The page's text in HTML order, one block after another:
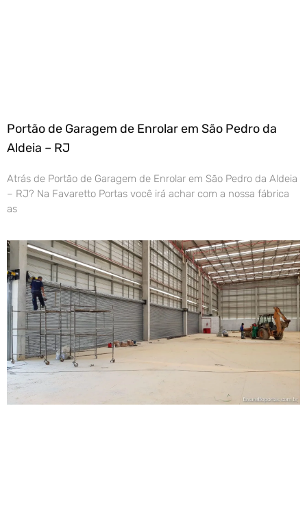
Portão de Garagem de Enrolar em São Pedro da
Aldeia – RJ
Atrás de Portão de Garagem de Enrolar em São Pedro da Aldeia
– RJ? Na Favaretto Portas você irá achar com a nossa fábrica
as